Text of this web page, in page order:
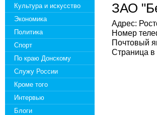
Культура и искусство
Экономика
Политика
Спорт
По краю Донскому
Служу России
Кроме того
Интервью
Блоги
ЗАО
Адрес:
Номер
Почтовый
Страница в